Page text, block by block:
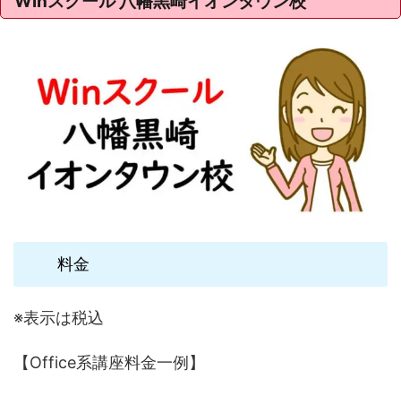
料金
※表示は税込
【Office系講座料金一例】